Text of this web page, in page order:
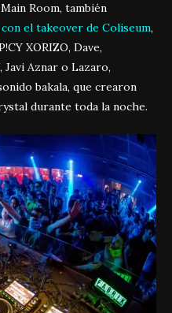
Room, también
el takeover de Coliseum,
XORIZO, Dave,
Javi Aznar o Lazaro,
bakala, que crearon
durante toda la noche.